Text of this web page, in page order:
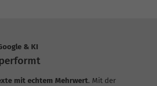
& KI
mit echtem Mehrwert. Mit der